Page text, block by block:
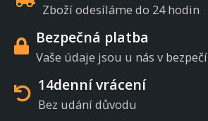
Zboží odesíláme do 24 hodin
Bezpečná platba
Vaše údaje jsou u nás v bezpečí
14denní vrácení
Bez udání důvodu